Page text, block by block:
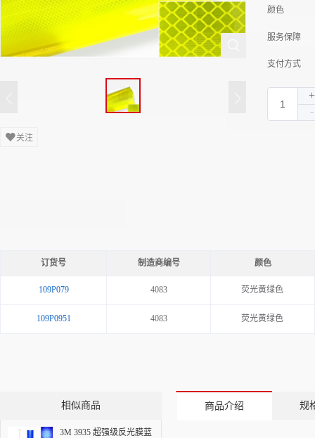
关注
颜色
服务保障
支付方式
订货号 制造商编号 颜色
109P079 4083 荧光黄绿色
109P0951 4083 荧光黄绿色
相似商品
3M 3935 超强级反光膜蓝
商品介绍 规